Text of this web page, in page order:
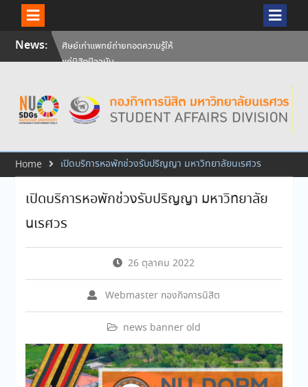
SkipNews:
ศิษย์เก่าแพทย์ถ่ายทอดความรู้ให้
แก่นิสิตปัจจุบัน
นเรศวร ครบรอบ 36 ปี 29
กรกฎาคม 2569
สัมภาษณ์นิสิตเพื่อพิจารณาเข้ารับ
ประจำปีการศึกษา 256
Home เปิดบริการหอพักช่วงรับปริญญา มหาวิทยาลัยนเรศวร
เปิดบริการหอพักช่วงรับปริญญา มหาวิทยาลัย
นเรศวร
26 ตุลาคม 2022
Webmaster กองกิจการนิสิต
news banner old